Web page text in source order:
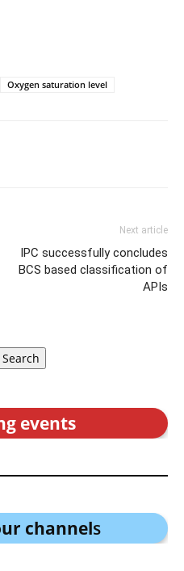
Oxygen saturation level
Next article
IPC successfully concludes
BCS based classification of
APIs
Search
events
channels